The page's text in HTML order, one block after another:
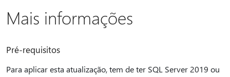
Mais informações
Pré-requisitos
Para aplicar esta atualização, tem de ter SQL Server 2019 ou